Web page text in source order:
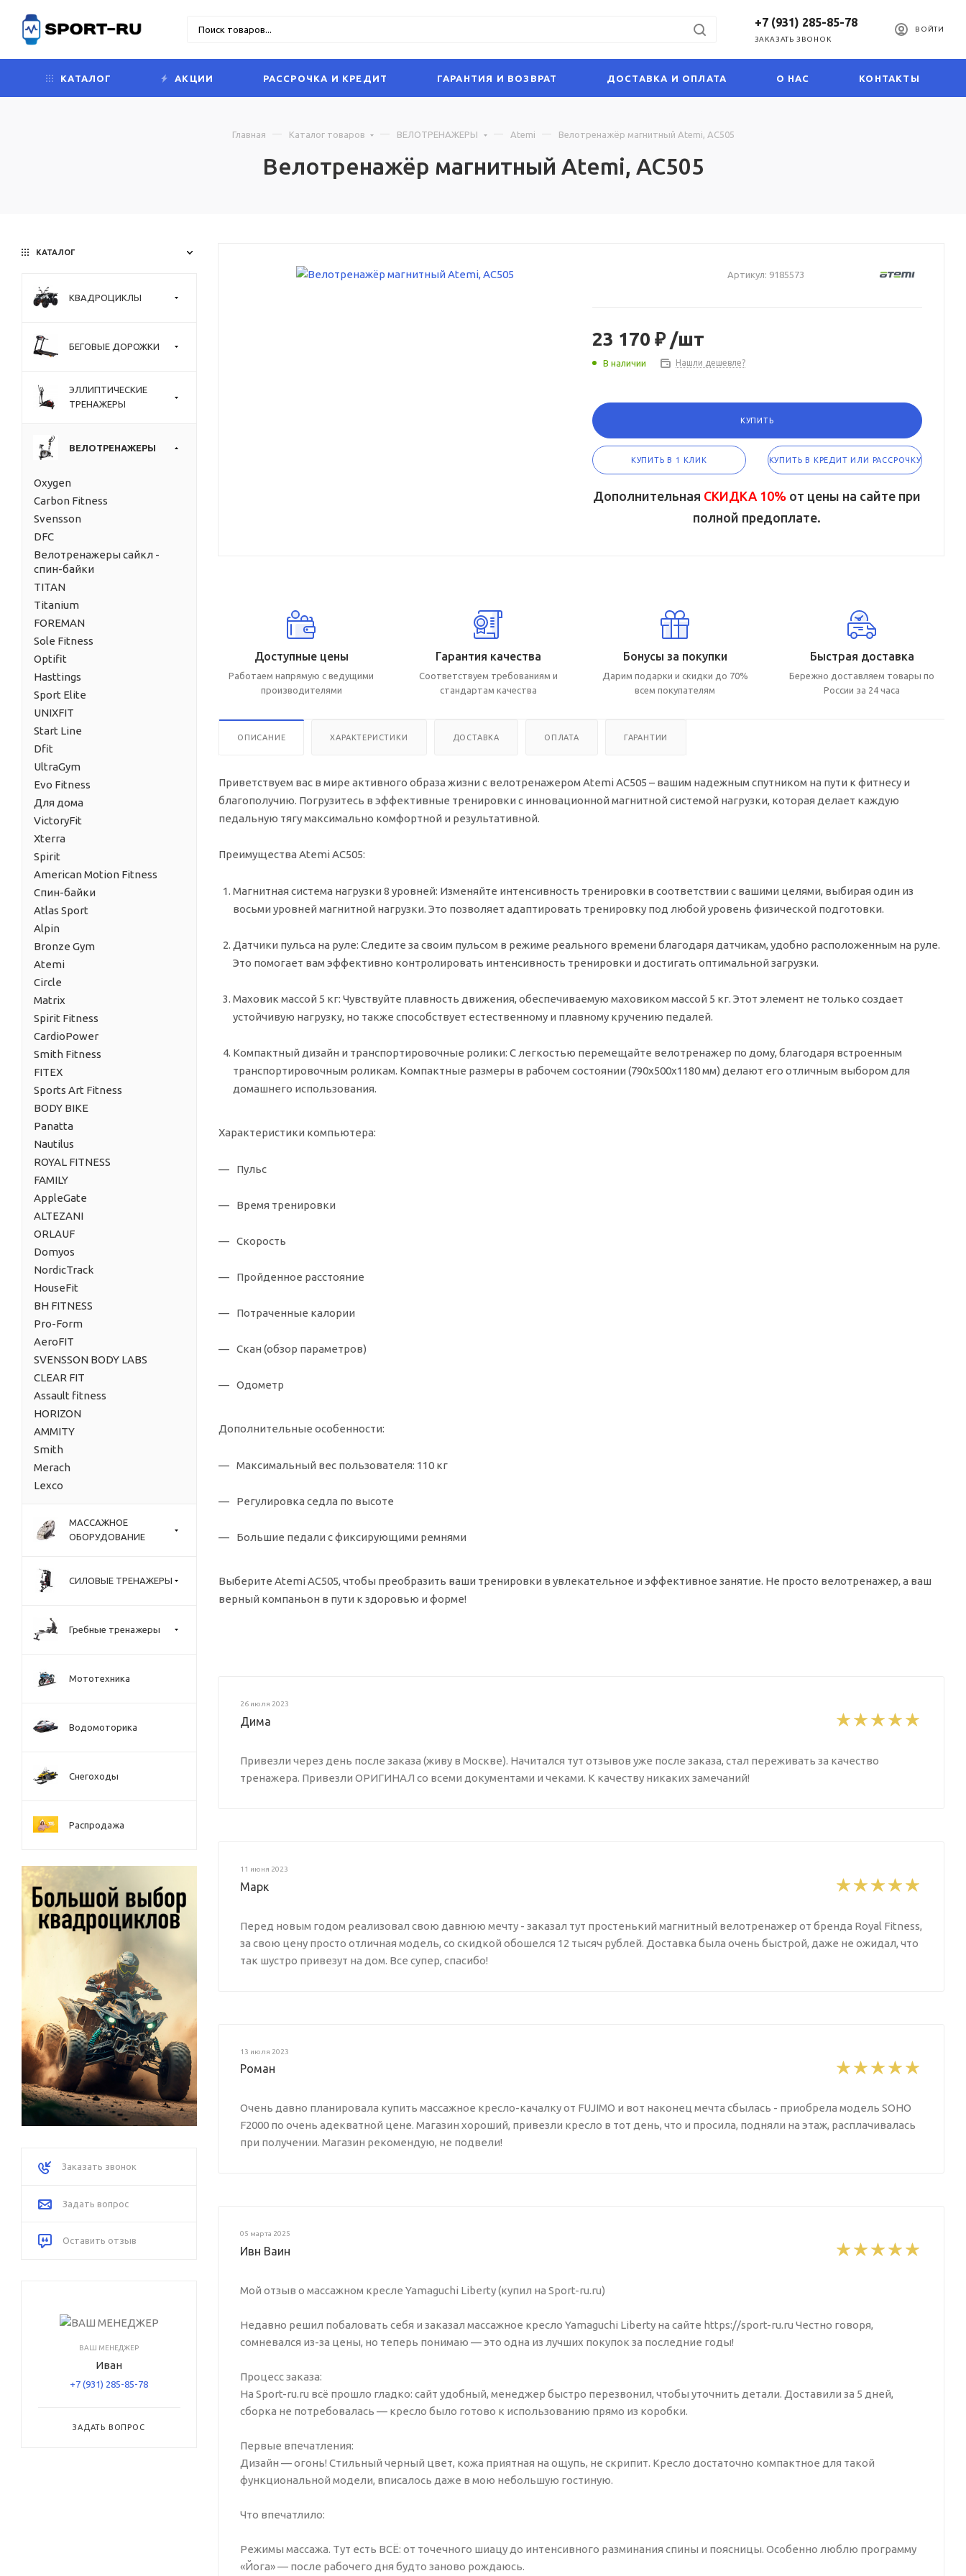
+7 (931) 285-85-78
ЗАКАЗАТЬ ЗВОНОК
ВОЙТИ
КАТАЛОГ АКЦИИ РАССРОЧКА И КРЕДИТ ГАРАНТИЯ И ВОЗВРАТ ДОСТАВКА И ОПЛАТА О НАС КОНТАКТЫ
Велотренажёр магнитный Atemi, AC505
Главная Каталог товаров ВЕЛОТРЕНАЖЕРЫ Atemi Велотренажёр магнитный Atemi, AC505
КАТАЛОГ
КВАДРОЦИКЛЫ
БЕГОВЫЕ ДОРОЖКИ
ЭЛЛИПТИЧЕСКИЕ
ТРЕНАЖЕРЫ
ВЕЛОТРЕНАЖЕРЫ
Oxygen
Carbon Fitness
Svensson
DFC
Велотренажеры сайкл -
спин-байки
TITAN
Titanium
FOREMAN
Sole Fitness
Optifit
Hasttings
Sport Elite
UNIXFIT
Start Line
Dfit
UltraGym
Evo Fitness
Для дома
VictoryFit
Xterra
Spirit
American Motion Fitness
Спин-байки
Atlas Sport
Alpin
Bronze Gym
Atemi
Circle
Matrix
Spirit Fitness
CardioPower
Smith Fitness
FITEX
Sports Art Fitness
BODY BIKE
Panatta
Nautilus
ROYAL FITNESS
FAMILY
AppleGate
ALTEZANI
ORLAUF
Domyos
NordicTrack
HouseFit
BH FITNESS
Pro-Form
AeroFIT
SVENSSON BODY LABS
CLEAR FIT
Assault fitness
HORIZON
AMMITY
Smith
Merach
Lexco
МАССАЖНОЕ
ОБОРУДОВАНИЕ
СИЛОВЫЕ ТРЕНАЖЕРЫ
Гребные тренажеры
Мототехника
Водомоторика
Снегоходы
Распродажа
Заказать звонок
Задать вопрос
Оставить отзыв
ВАШ МЕНЕДЖЕР
Иван
+7 (931) 285-85-78
ЗАДАТЬ ВОПРОС
Артикул: 9185573
23 170 ₽/шт
В наличии Нашли дешевле?
КУПИТЬ
КУПИТЬ В 1 КЛИК КУПИТЬ В КРЕДИТ ИЛИ РАССРОЧКУ
Дополнительная СКИДКА 10% от цены на сайте при
полной предоплате.
Доступные цены
Работаем напрямую с ведущими
производителями
Гарантия качества
Соответствуем требованиям и
стандартам качества
Бонусы за покупки
Дарим подарки и скидки до 70%
всем покупателям
Быстрая доставка
Бережно доставляем товары по
России за 24 часа
ОПИСАНИЕ ХАРАКТЕРИСТИКИ ДОСТАВКА ОПЛАТА ГАРАНТИИ
Приветствуем вас в мире активного образа жизни с велотренажером Atemi AC505 – вашим надежным спутником на пути к фитнесу и
благополучию. Погрузитесь в эффективные тренировки с инновационной магнитной системой нагрузки, которая делает каждую
педальную тягу максимально комфортной и результативной.
Преимущества Atemi AC505:
Магнитная система нагрузки 8 уровней: Изменяйте интенсивность тренировки в соответствии с вашими целями, выбирая один из
восьми уровней магнитной нагрузки. Это позволяет адаптировать тренировку под любой уровень физической подготовки.
Датчики пульса на руле: Следите за своим пульсом в режиме реального времени благодаря датчикам, удобно расположенным на руле.
Это помогает вам эффективно контролировать интенсивность тренировки и достигать оптимальной загрузки.
Маховик массой 5 кг: Чувствуйте плавность движения, обеспечиваемую маховиком массой 5 кг. Этот элемент не только создает
устойчивую нагрузку, но также способствует естественному и плавному кручению педалей.
Компактный дизайн и транспортировочные ролики: С легкостью перемещайте велотренажер по дому, благодаря встроенным
транспортировочным роликам. Компактные размеры в рабочем состоянии (790х500х1180 мм) делают его отличным выбором для
домашнего использования.
Характеристики компьютера:
Пульс
Время тренировки
Скорость
Пройденное расстояние
Потраченные калории
Скан (обзор параметров)
Одометр
Дополнительные особенности:
Максимальный вес пользователя: 110 кг
Регулировка седла по высоте
Большие педали с фиксирующими ремнями
Выберите Atemi AC505, чтобы преобразить ваши тренировки в увлекательное и эффективное занятие. Не просто велотренажер, а ваш
верный компаньон в пути к здоровью и форме!
26 июля 2023
Дима
Привезли через день после заказа (живу в Москве). Начитался тут отзывов уже после заказа, стал переживать за качество
тренажера. Привезли ОРИГИНАЛ со всеми документами и чеками. К качеству никаких замечаний!
11 июня 2023
Марк
Перед новым годом реализовал свою давнюю мечту - заказал тут простенький магнитный велотренажер от бренда Royal Fitness,
за свою цену просто отличная модель, со скидкой обошелся 12 тысяч рублей. Доставка была очень быстрой, даже не ожидал, что
так шустро привезут на дом. Все супер, спасибо!
13 июля 2023
Роман
Очень давно планировала купить массажное кресло-качалку от FUJIMO и вот наконец мечта сбылась - приобрела модель SOHO
F2000 по очень адекватной цене. Магазин хороший, привезли кресло в тот день, что и просила, подняли на этаж, расплачивалась
при получении. Магазин рекомендую, не подвели!
05 марта 2025
Ивн Ваин
Мой отзыв о массажном кресле Yamaguchi Liberty (купил на Sport-ru.ru)
Недавно решил побаловать себя и заказал массажное кресло Yamaguchi Liberty на сайте https://sport-ru.ru Честно говоря,
сомневался из-за цены, но теперь понимаю — это одна из лучших покупок за последние годы!
Процесс заказа:
На Sport-ru.ru всё прошло гладко: сайт удобный, менеджер быстро перезвонил, чтобы уточнить детали. Доставили за 5 дней,
сборка не потребовалась — кресло было готово к использованию прямо из коробки.
Первые впечатления:
Дизайн — огонь! Стильный черный цвет, кожа приятная на ощупь, не скрипит. Кресло достаточно компактное для такой
функциональной модели, вписалось даже в мою небольшую гостиную.
Что впечатлило:
Режимы массажа. Тут есть ВСЁ: от точечного шиацу до интенсивного разминания спины и поясницы. Особенно люблю программу
«Йога» — после рабочего дня будто заново рождаюсь.